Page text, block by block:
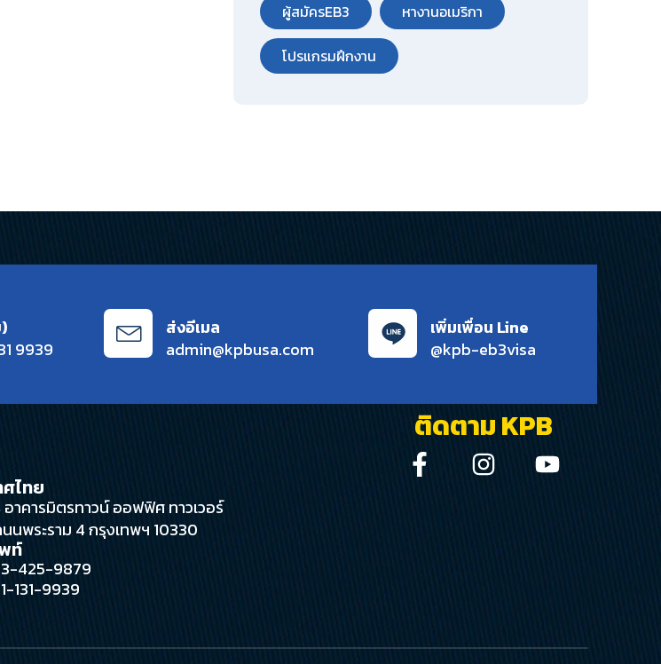
ผู้สมัครEB3 หางานอเมริกา
โปรแกรมฝึกงาน
9939
ส่งอีเมล
admin@kpbusa.com
เพิ่มเพื่อน Line
@kpb-eb3visa
ศไทย
าคารมิตรทาวน์ ออฟฟิศ ทาวเวอร์
นพระราม 4 กรุงเทพฯ 10330
ท์
425-9879
131-9939
ติดตาม KPB